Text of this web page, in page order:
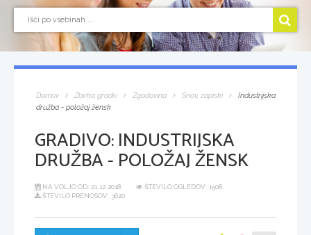
Domov Zbirka gradiv Zgodovina Snov, zapiski
Industrijska
družba - položaj žensk
GRADIVO:INDUSTRIJSKA
DRUŽBA - POLOŽAJ ŽENSK
NA VOLJO OD: 21.12.2018
ŠTEVILO OGLEDOV: 1508
ŠTEVILO PRENOSOV: 3620